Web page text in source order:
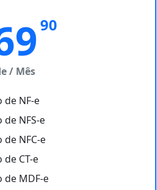
90
/ Mês
de NF-e
de NFS-e
de NFC-e
de CT-e
de MDF-e